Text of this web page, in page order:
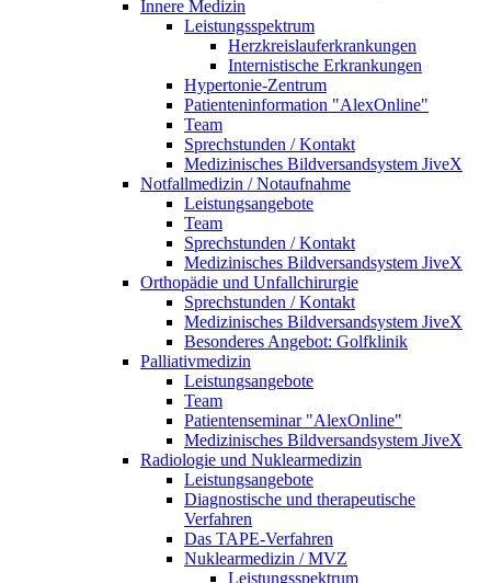
Innere Medizin
Leistungsspektrum
Herzkreislauferkrankungen
Internistische Erkrankungen
Hypertonie-Zentrum
Patienteninformation "AlexOnline"
Team
Sprechstunden / Kontakt
Medizinisches Bildversandsystem JiveX
Notfallmedizin / Notaufnahme
Leistungsangebote
Team
Sprechstunden / Kontakt
Medizinisches Bildversandsystem JiveX
Orthopädie und Unfallchirurgie
Sprechstunden / Kontakt
Medizinisches Bildversandsystem JiveX
Besonderes Angebot: Golfklinik
Palliativmedizin
Leistungsangebote
Team
Patientenseminar "AlexOnline"
Medizinisches Bildversandsystem JiveX
Radiologie und Nuklearmedizin
Leistungsangebote
Diagnostische und therapeutische
Verfahren
Das TAPE-Verfahren
Nuklearmedizin / MVZ
Leistungsspektrum